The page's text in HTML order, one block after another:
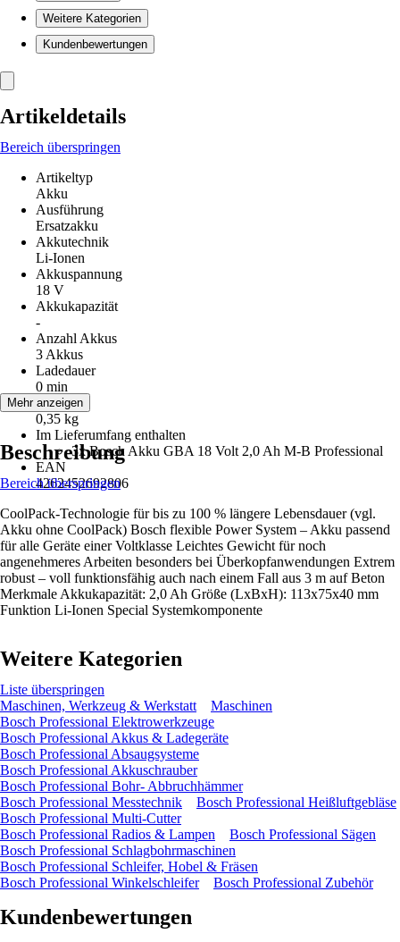
Weitere Kategorien
Kundenbewertungen
Artikeldetails
Bereich überspringen
Artikeltyp
Akku
Ausführung
Ersatzakku
Akkutechnik
Li-Ionen
Akkuspannung
18 V
Akkukapazität
-
Anzahl Akkus
3 Akkus
Ladedauer
0 min
Gewicht
0,35 kg
Im Lieferumfang enthalten
3x Bosch Akku GBA 18 Volt 2,0 Ah M-B Professional
EAN
4262452692806
Mehr anzeigen
Beschreibung
Bereich überspringen
CoolPack-Technologie für bis zu 100 % längere Lebensdauer (vgl.
Akku ohne CoolPack) Bosch flexible Power System – Akku passend
für alle Geräte einer Voltklasse Leichtes Gewicht für noch
angenehmeres Arbeiten besonders bei Überkopfanwendungen Extrem
robust – voll funktionsfähig auch nach einem Fall aus 3 m auf Beton
Merkmale Akkukapazität: 2,0 Ah Größe (LxBxH): 113x75x40 mm
Funktion Li-Ionen Special Systemkomponente
Weitere Kategorien
Liste überspringen
Maschinen, Werkzeug & Werkstatt
Maschinen
Bosch Professional Elektrowerkzeuge
Bosch Professional Akkus & Ladegeräte
Bosch Professional Absaugsysteme
Bosch Professional Akkuschrauber
Bosch Professional Bohr- Abbruchhämmer
Bosch Professional Messtechnik
Bosch Professional Heißluftgebläse
Bosch Professional Multi-Cutter
Bosch Professional Radios & Lampen
Bosch Professional Sägen
Bosch Professional Schlagbohrmaschinen
Bosch Professional Schleifer, Hobel & Fräsen
Bosch Professional Winkelschleifer
Bosch Professional Zubehör
Kundenbewertungen